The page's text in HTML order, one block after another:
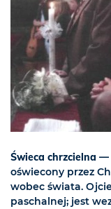
Świeca chrzcielna —
oświecony przez
wobec świata.
paschalnej; jest